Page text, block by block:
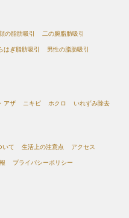
の脂肪吸引 二の腕脂肪吸引
はぎ脂肪吸引 男性の脂肪吸引
アザ ニキビ ホクロ いれずみ除去
いて 生活上の注意点 アクセス
プライバシーポリシー